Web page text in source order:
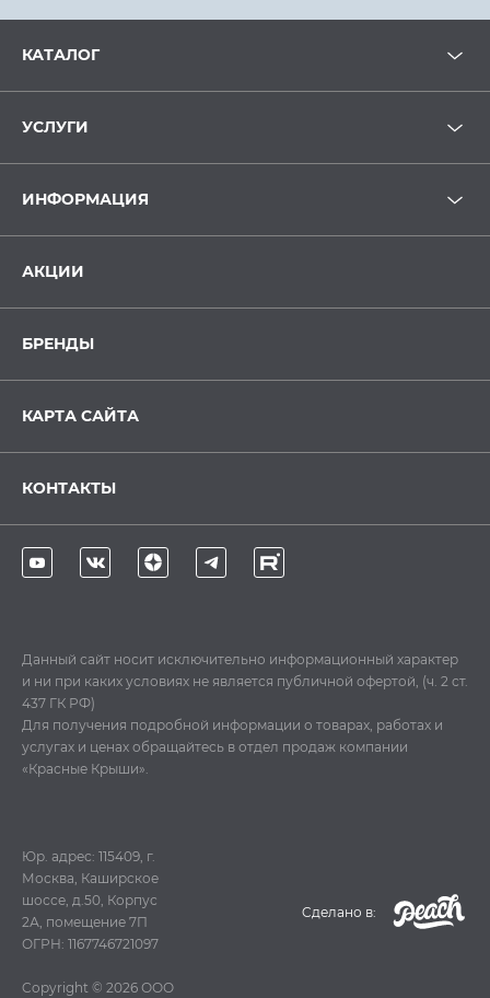
КАТАЛОГ
УСЛУГИ
ИНФОРМАЦИЯ
АКЦИИ
БРЕНДЫ
КАРТА САЙТА
КОНТАКТЫ
Данный сайт носит исключительно информационный характер
и ни при каких условиях не является публичной офертой, (ч. 2 ст.
437 ГК РФ)
Для получения подробной информации о товарах, работах и
услугах и ценах обращайтесь в отдел продаж компании
«Красные Крыши».
Юр. адрес: 115409, г.
Москва, Каширское
шоссе, д.50, Корпус
2А, помещение 7П
ОГРН: 1167746721097
Copyright © 2026 ООО
Cделано в: